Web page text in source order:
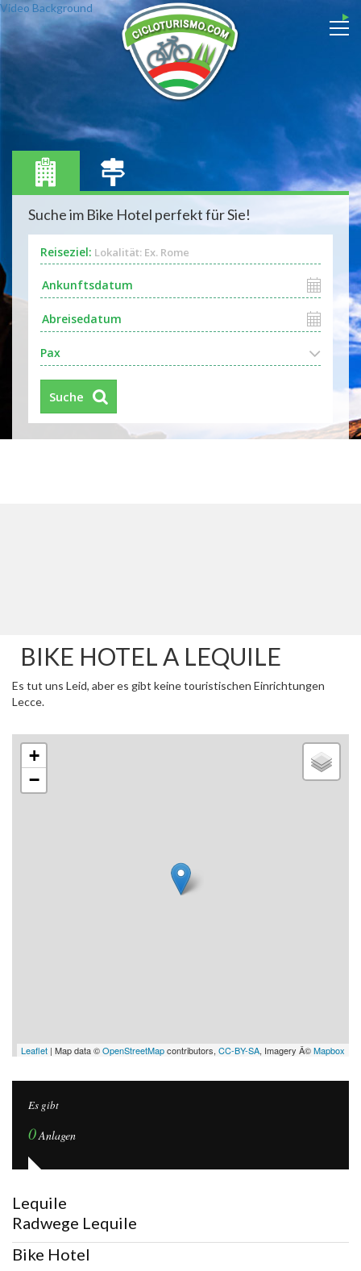
Video Background
Suche im Bike Hotel perfekt für Sie!
Reiseziel: Lokalität: Ex. Rome
Pax
Suche
BIKE HOTEL A LEQUILE
Es tut uns Leid, aber es gibt keine touristischen Einrichtungen
Lecce.
+
−
Leaflet | Map data ©OpenStreetMapcontributors, CC-BY-SA, Imagery Â©Mapbox
Es gibt
0Anlagen
Lequile
Radwege Lequile
Bike Hotel